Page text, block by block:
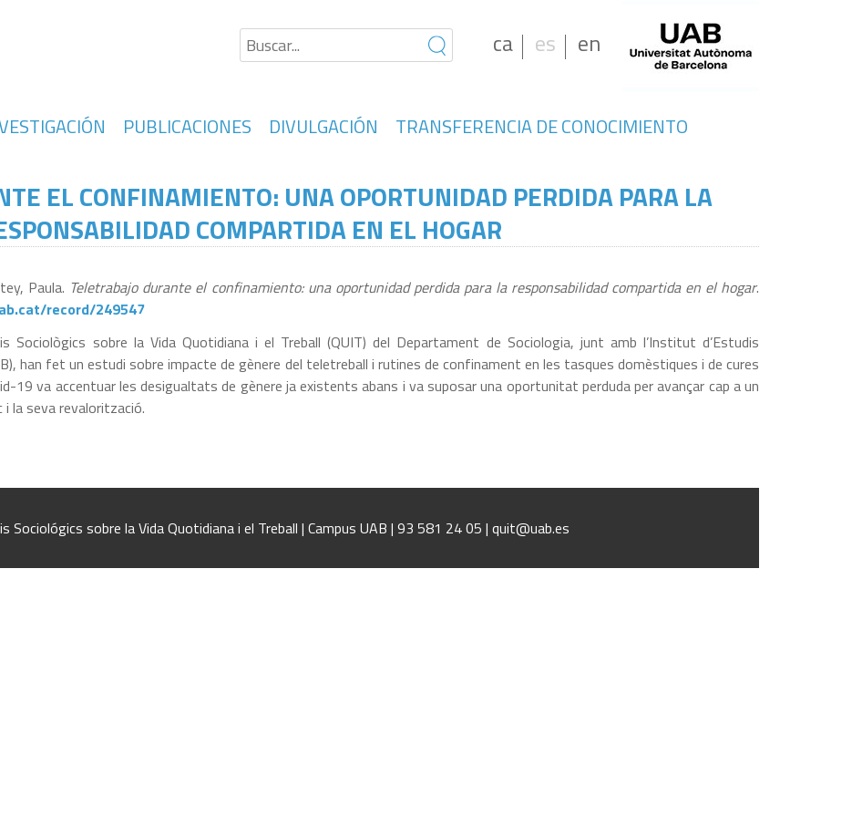
PUBLICACIONES DIVULGACIÓN TRANSFERENCIA DE CONOCIMIENTO
ca es en
EL CONFINAMIENTO: UNA OPORTUNIDAD PERDIDA PARA LA
COMPARTIDA EN EL HOGAR
Paula. Teletrabajo durante el confinamiento: una oportunidad perdida para la responsabilidad compartida en el hogar.
record/249547
Sociològics sobre la Vida Quotidiana i el Treball (QUIT) del Departament de Sociologia, junt amb l’Institut d’Estudis
han fet un estudi sobre impacte de gènere del teletreball i rutines de confinament en les tasques domèstiques i de cures
19 va accentuar les desigualtats de gènere ja existents abans i va suposar una oportunitat perduda per avançar cap a un
la seva revalorització.
Sociológics sobre la Vida Quotidiana i el Treball | Campus UAB | 93 581 24 05 | quit@uab.es